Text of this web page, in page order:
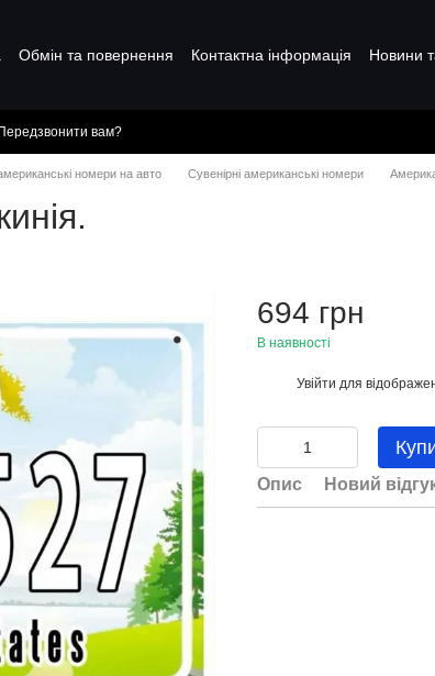
Обмін та повернення Контактна інформація Новини
Передзвонити вам?
номери на авто Сувенірні американські номери
694 грн
В наявності
Увійти для
Опис Новий